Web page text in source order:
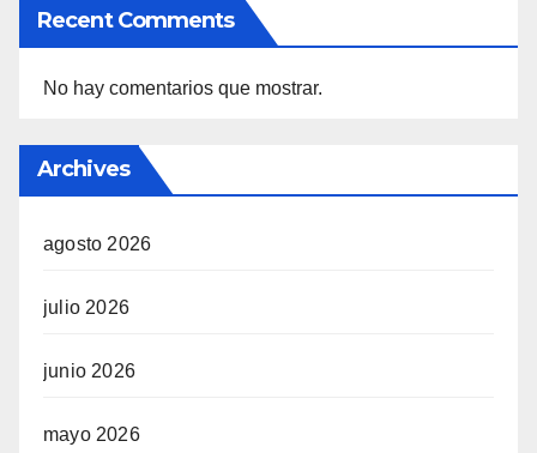
Recent Comments
No hay comentarios que mostrar.
Archives
agosto 2026
julio 2026
junio 2026
mayo 2026